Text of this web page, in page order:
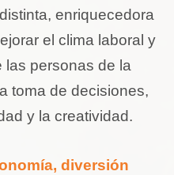
enriquecedora
el clima laboral y
las personas de la
toma de decisiones,
y la creatividad.
diversión